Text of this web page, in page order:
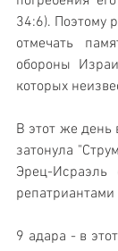
34:6). Поэтому
отмечать
обороны
которых
В этот же день
затонула
Эрец-
репатриантами
9 адара - в